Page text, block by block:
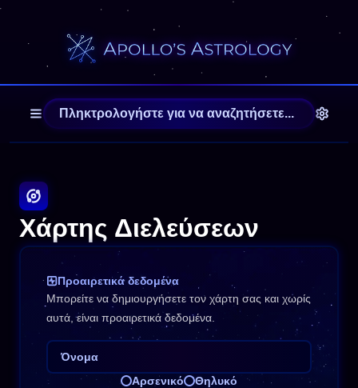
Χάρτης Διελεύσεων
Προαιρετικά δεδομένα
Μπορείτε να δημιουργήσετε τον χάρτη σας και χωρίς
αυτά, είναι προαιρετικά δεδομένα.
Αρσενικό
Θηλυκό